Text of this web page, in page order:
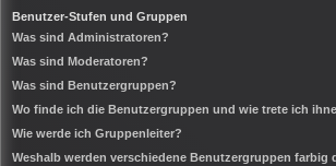
Benutzer-Stufen und Gruppen
Was sind Administratoren?
Was sind Moderatoren?
Was sind Benutzergruppen?
Wo finde ich die Benutzergruppen und wie trete ich
Wie werde ich Gruppenleiter?
Weshalb werden verschiedene Benutzergruppen farbig